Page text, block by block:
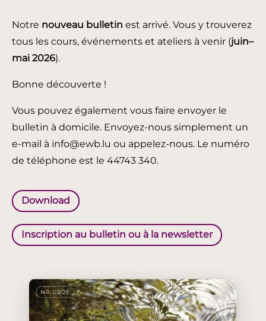
Notre nouveau bulletin est arrivé. Vous y trouverez
tous les cours, événements et ateliers à venir (juin–
mai 2026).
Bonne découverte !
Vous pouvez également vous faire envoyer le
bulletin à domicile. Envoyez-nous simplement un
e-mail à info@ewb.lu ou appelez-nous. Le numéro
de téléphone est le 44743 340.
Download
Inscription au bulletin ou à la newsletter